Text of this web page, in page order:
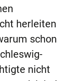
herleiten
schon
nicht